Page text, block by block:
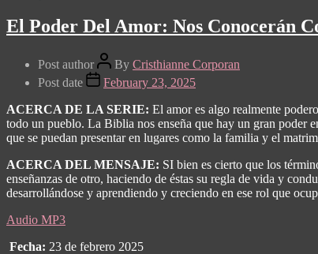
El Poder Del Amor: Nos Conocerán
Post author By Cristhianne Corporan
Post date
February 23, 2025
ACERCA DE LA SERIE: El amor es algo realmente
todo un pueblo. La Biblia nos enseña que hay un gran poder
que se puedan presentar en lugares como la familia y el
ACERCA DEL MENSAJE: SI bien es cierto que los
enseñanzas de otro, haciendo de éstas su regla de vida y
desarrollándose y aprendiendo y creciendo en ese rol que
Audio MP3
Fecha: 23 de febrero 2025